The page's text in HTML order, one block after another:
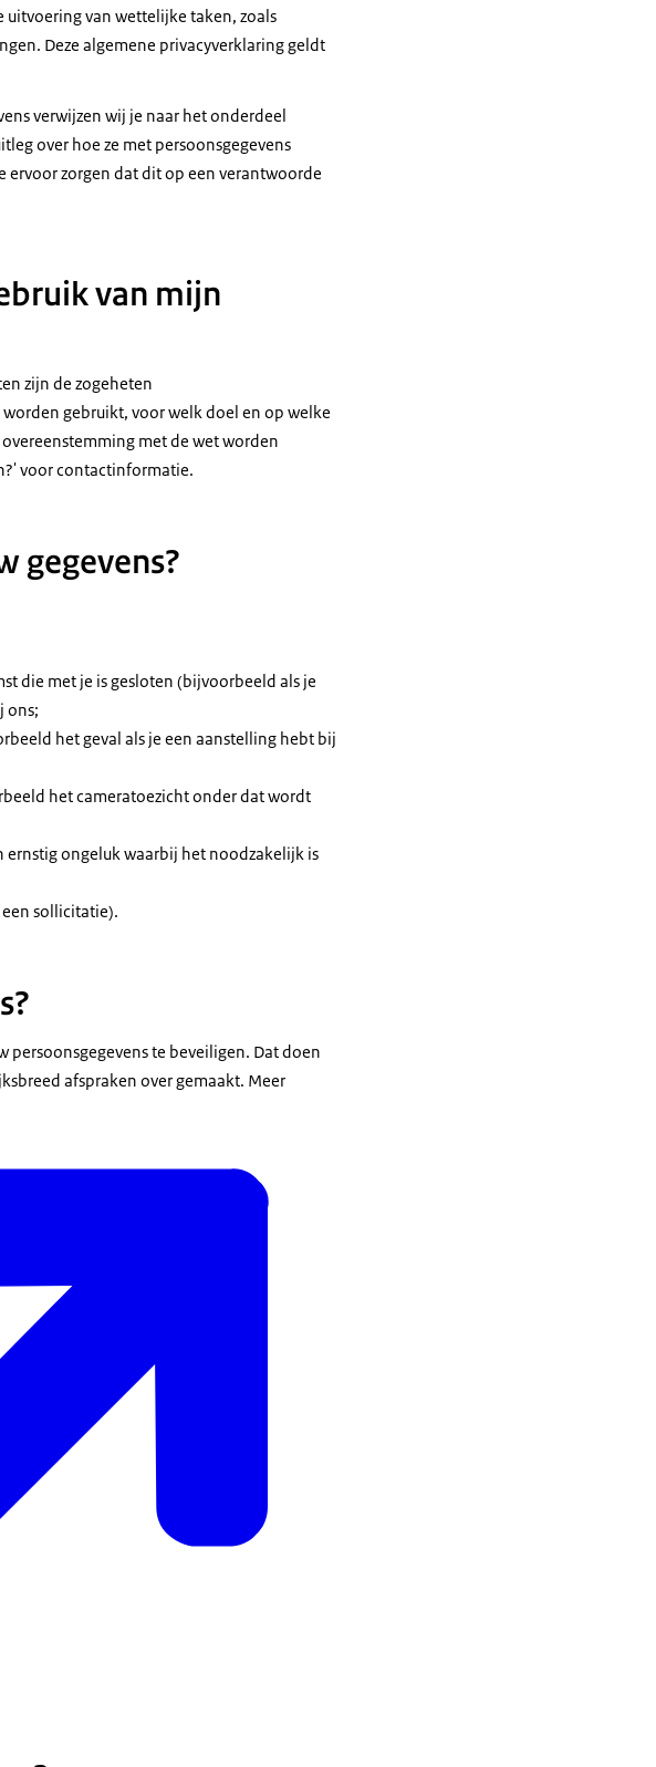
uitvoering van wettelijke taken, zoals
Deze algemene privacyverklaring geldt
verwijzen wij je naar het onderdeel
over hoe ze met persoonsgegevens
ervoor zorgen dat dit op een verantwoorde
van mijn
zijn de zogeheten
gebruikt, voor welk doel en op welke
met de wet worden
voor contactinformatie.
gegevens?
die met je is gesloten (bijvoorbeeld als je
ons;
het geval als je een aanstelling hebt bij
het cameratoezicht onder dat wordt
ernstig ongeluk waarbij het noodzakelijk is
sollicitatie).
persoonsgegevens te beveiligen. Dat doen
afspraken over gemaakt. Meer